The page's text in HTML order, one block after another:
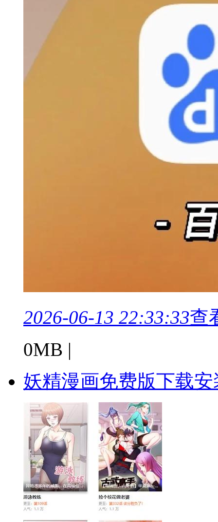
2026-06-13 22:33:33查
0MB |
妖精漫画免费版下载